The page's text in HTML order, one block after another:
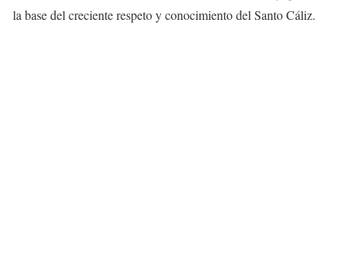
la base del creciente respeto y conocimiento del Santo Cáliz.